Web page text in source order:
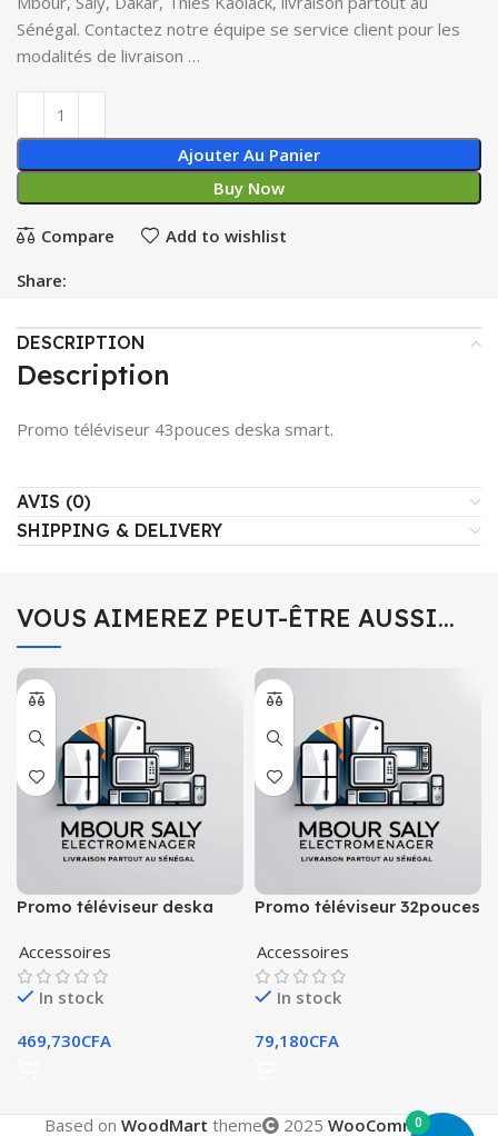
Sénégal. Contactez notre équipe se service client pour les
modalités de livraison …
Ajouter Au Panier
Buy Now
Compare Add to wishlist
Share:
DESCRIPTION
Description
Promo téléviseur 43pouces deska smart.
AVIS (0)
SHIPPING & DELIVERY
VOUS AIMEREZ PEUT-ÊTRE AUSSI…
Promo téléviseur deska
Accessoires
In stock
469,730CFA
Promo téléviseur 32pouces
Accessoires
In stock
79,180CFA
Based on WoodMart theme 2025 WooCommerce
0